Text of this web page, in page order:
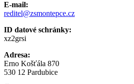
E-mail:
reditel@zsmontepce.cz
ID datové schránky:
xz2grsi
Adresa:
Erno Košťála 870
530 12 Pardubice